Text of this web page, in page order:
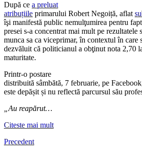
După ce a preluat
atribuțiile primarului Robert Negoiță, aflat
îşi manifestă public nemulţumirea pentru
presei s-a concentrat mai mult pe rezultatele
munca sa ca viceprimar, în contextul în care
dezvăluit că politicianul a obţinut nota 2,70
maturitate.
Printr-o postare
distribuită sâmbătă, 7 februarie, pe Facebook
este depășit și nu reflectă parcursul său
„Au reapărut…
Citeste mai mult
Precedent